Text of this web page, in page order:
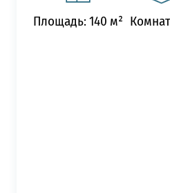
Площадь: 140 м²